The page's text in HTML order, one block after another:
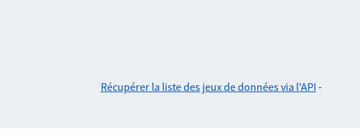
Récupérer la liste des jeux de données via l'API -